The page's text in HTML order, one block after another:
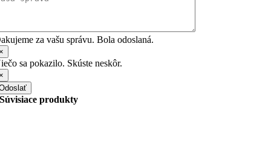
za vašu správu. Bola odoslaná.
sa pokazilo. Skúste neskôr.
Súvisiace produkty